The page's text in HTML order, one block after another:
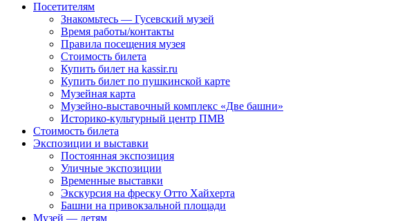
Посетителям
Знакомьтесь — Гусевский музей
Время работы/контакты
Правила посещения музея
Стоимость билета
Купить билет на kassir.ru
Купить билет по пушкинской карте
Музейная карта
Музейно-выставочный комплекс «Две башни»
Историко-культурный центр ПМВ
Стоимость билета
Экспозиции и выставки
Постоянная экспозиция
Уличные экспозиции
Временные выставки
Экскурсия на фреску Отто Хайхерта
Башни на привокзальной площади
Музей — детям